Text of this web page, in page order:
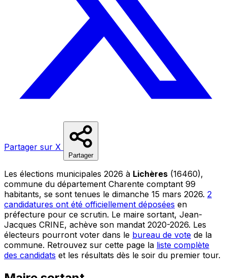
Partager sur X
Partager
Les élections municipales 2026 à Lichères (16460),
commune du département Charente comptant 99
habitants, se sont tenues le dimanche 15 mars 2026. 2
candidatures ont été officiellement déposées en
préfecture pour ce scrutin. Le maire sortant, Jean-
Jacques CRINE, achève son mandat 2020-2026. Les
électeurs pourront voter dans le bureau de vote de la
commune. Retrouvez sur cette page la liste complète
des candidats et les résultats dès le soir du premier tour.